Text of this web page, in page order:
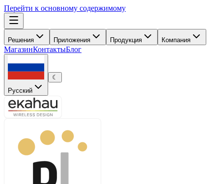
Перейти к основному содержимому
Решения Приложения Продукция Компания
МагазинКонтактыБлог
Русский
☾